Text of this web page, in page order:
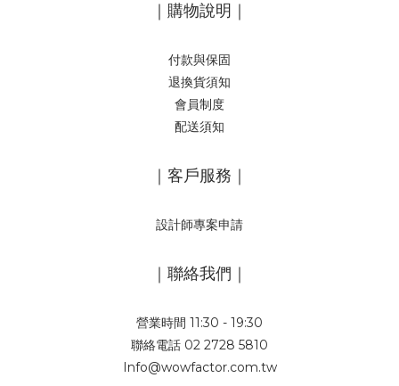
｜購物說明｜
付款與保固
退換貨須知
會員制度
配送須知
｜客戶服務｜
設計師專案申請
｜聯絡我們｜
營業時間 11:30 - 19:30
聯絡電話 02 2728 5810
Info@wowfactor.com.tw